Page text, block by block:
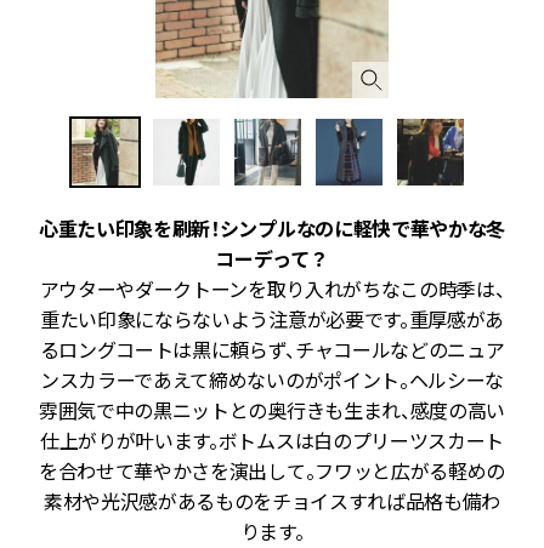
心重たい印象を刷新！シンプルなのに軽快で華やかな冬
コーデって？
アウターやダークトーンを取り入れがちなこの時季は、
重たい印象にならないよう注意が必要です。重厚感があ
るロングコートは黒に頼らず、チャコールなどのニュア
ンスカラーであえて締めないのがポイント。ヘルシーな
雰囲気で中の黒ニットとの奥行きも生まれ、感度の高い
仕上がりが叶います。ボトムスは白のプリーツスカート
を合わせて華やかさを演出して。フワッと広がる軽めの
素材や光沢感があるものをチョイスすれば品格も備わ
ります。